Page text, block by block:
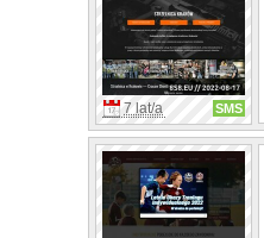
7 lat/a SMS